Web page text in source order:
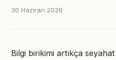
30 Haziran 2026
Bilgi birikimi artıkça